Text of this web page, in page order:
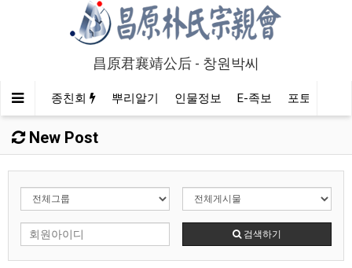
昌原君襄靖公后 - 창원박씨
종친회 뿌리알기 인물정보 E-족보 포토/영상
New Post
검색하기